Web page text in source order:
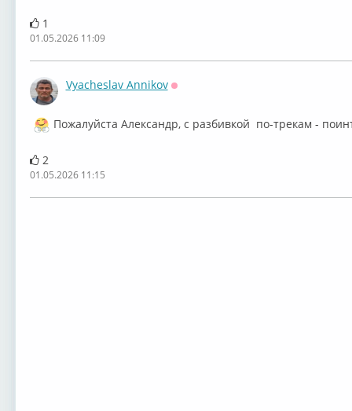
1
01.05.2026 11:09
Vyacheslav Annikov
Пожалуйста Александр, с разбивкой по-трекам -
2
01.05.2026 11:15